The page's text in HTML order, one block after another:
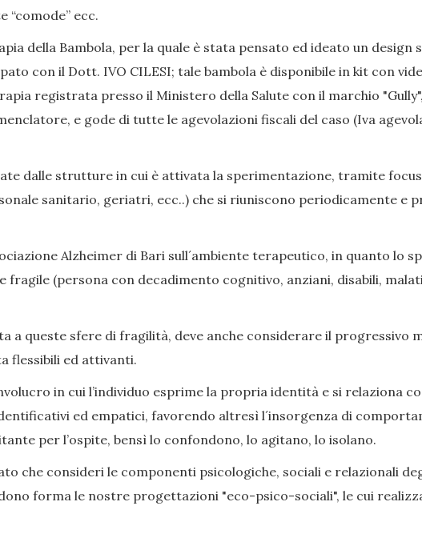
ecc.
della Bambola, per la quale è stata pensato ed ideato un design
con il Dott. IVO CILESI; tale bambola è disponibile in kit con
registrata presso il Ministero della Salute con il marchio
e gode di tutte le agevolazioni fiscali del caso (Iva
dalle strutture in cui è attivata la sperimentazione, tramite
sanitario, geriatri, ecc..) che si riuniscono periodicamente e
Alzheimer di Bari sull´ambiente terapeutico, in quanto lo
fragile (persona con decadimento cognitivo, anziani, disabili,
a queste sfere di fragilità, deve anche considerare il progressivo
flessibili ed attivanti.
in cui l’individuo esprime la propria identità e si relaziona
ed empatici, favorendo altresì l´insorgenza di
per l’ospite, bensì lo confondono, lo agitano, lo isolano.
che consideri le componenti psicologiche, sociali e relazionali
forma le nostre progettazioni "eco-psico-sociali", le cui